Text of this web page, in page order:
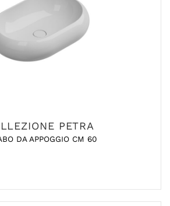
PETRA
DA APPOGGIO CM 60